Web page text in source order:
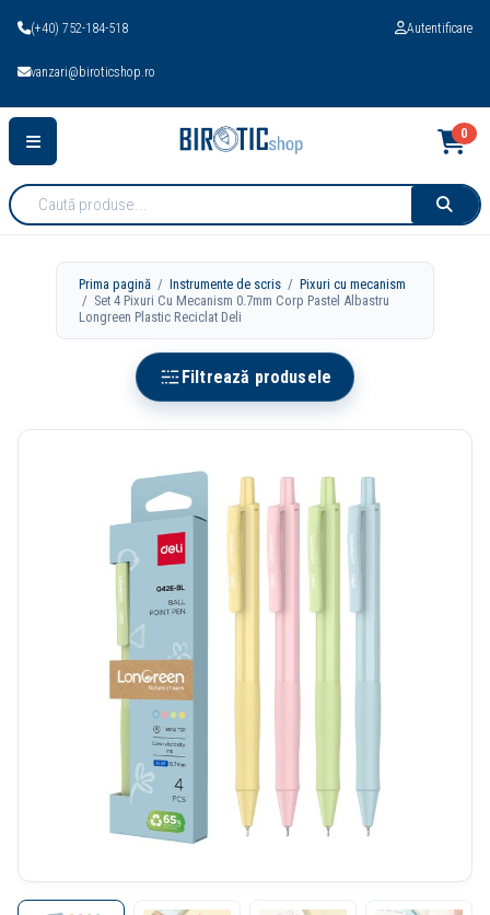
(+40) 752-184-518
vanzari@biroticshop.ro
Autentificare
Cauta
produse:
0
Prima pagină /Instrumente de scris /Pixuri cu mecanism
/ Set 4 Pixuri Cu Mecanism 0.7mm Corp Pastel Albastru
Longreen Plastic Reciclat Deli
Filtrează produsele